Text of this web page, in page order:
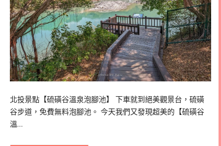
北投景點【硫磺谷溫泉泡腳池】 下車就到絕美觀景台，硫磺
谷步道，免費無料泡腳池。 今天我們又發現超美的【硫磺谷
溫…